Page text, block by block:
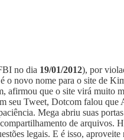
no dia 19/01/2012), por
o novo nome para o site de
afirmou que o site virá muito
seu Tweet, Dotcom falou
Mega abriu suas
de arquivos.
legais. E é isso, aproveite